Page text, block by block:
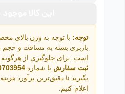
توجه: با توجه به وزن بالای
باربری بسته به مسافت و حجم
است. برای جلوگیری از هرگونه
ثبت سفارش با شماره
بگیرید تا دقیق‌ترین برآورد
اعلام کنیم.